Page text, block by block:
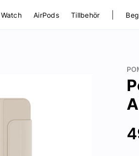
Watch AirPods Tillbehör